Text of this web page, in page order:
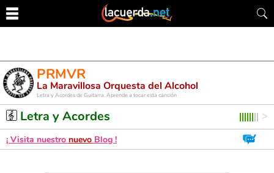
PRMVR
La Maravillosa Orquesta del Alcohol
Letra y Acordes de Guitarra. Aprende a tocar esta canción
Letra y Acordes
¡ Visita nuestro nuevo Blog !